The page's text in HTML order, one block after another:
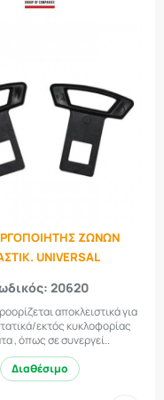
ΖΩΝΩΝ
UNIVERSAL
20620
αποκλειστικά για
εκτός κυκλοφορίας
, όπως σε συνεργεί..
Διαθέσιμο